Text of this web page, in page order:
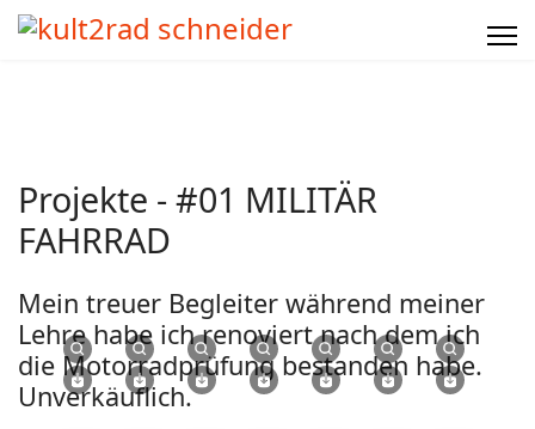
Projekte - #01 MILITÄR
FAHRRAD
Mein treuer Begleiter während meiner
Lehre habe ich renoviert nach dem ich
die Motorradprüfung bestanden habe.
Unverkäuflich.